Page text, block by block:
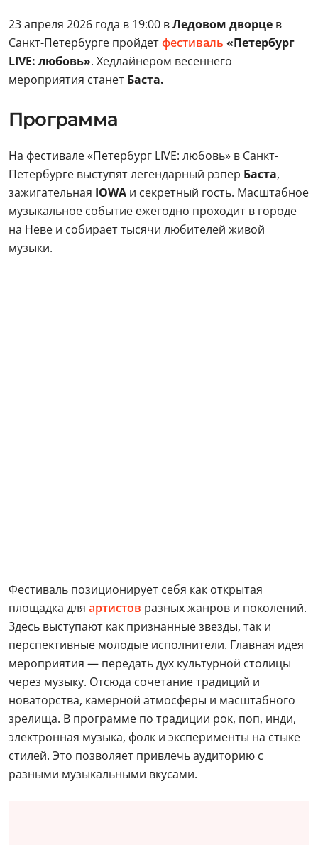
23 апреля 2026 года в 19:00 вЛедовом дворце в
Санкт-Петербурге пройдетфестиваль «Петербург
LIVE: любовь». Хедлайнером весеннего
мероприятия станет Баста.
Программа
На фестивале «Петербург LIVE: любовь» в Санкт-
Петербурге выступят легендарный рэпер Баста,
зажигательная IOWA и секретный гость. Масштабное
музыкальное событие ежегодно проходит в городе
на Неве и собирает тысячи любителей живой
музыки.
Фестиваль позиционирует себя как открытая
площадка для артистов разных жанров и поколений.
Здесь выступают как признанные звезды, так и
перспективные молодые исполнители. Главная идея
мероприятия — передать дух культурной столицы
через музыку. Отсюда сочетание традиций и
новаторства, камерной атмосферы и масштабного
зрелища. В программе по традиции рок, поп, инди,
электронная музыка, фолк и эксперименты на стыке
стилей. Это позволяет привлечь аудиторию с
разными музыкальными вкусами.